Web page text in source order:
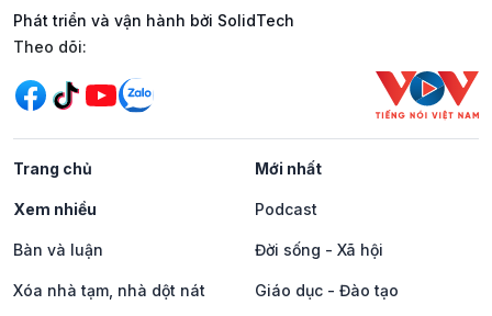
Phát triển và vận hành bởi SolidTech
Mạng xã hội
Theo dõi:
Trang chủ Mới nhất
Xem nhiều Podcast
Bàn và luận Đời sống - Xã hội
Xóa nhà tạm, nhà dột nát Giáo dục - Đào tạo